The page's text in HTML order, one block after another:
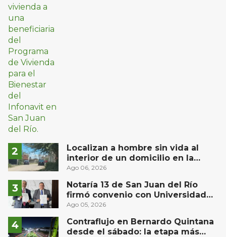
Localizan a hombre sin vida al
interior de un domicilio en la
comunidad El Rodeo, San Juan del
Ago 06, 2026
Notaría 13 de San Juan del Río
firmó convenio con Universidad
Privada del Bajío para recibir
Ago 05, 2026
Contraflujo en Bernardo Quintana
desde el sábado: la etapa más